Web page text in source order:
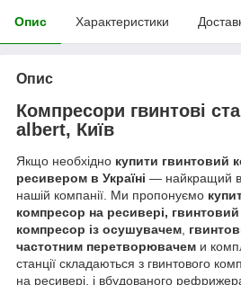
Опис Характеристики
Опис
Компресори гвинтові
albert, Київ
Якщо необхідно купити гвинтовий
ресивером в Україні — найкращий
нашій компанії. Ми пропонуємо
компресор на ресивері,
компресор із осушувачем,
частотним перетворювачем и
станції складаються з гвинтового
на ресивері, і вбудованого